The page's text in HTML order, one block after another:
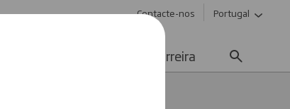
Contacte-nos Portugal
Carreira